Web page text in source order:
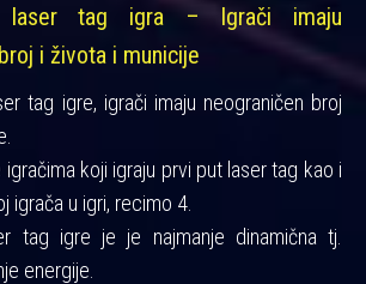
laser tag igra – Igrači imaju
i života i municije
tag igre, igrači imaju neograničen broj
koji igraju prvi put laser tag kao i
igrača u igri, recimo 4.
tag igre je je najmanje dinamična tj.
energije.